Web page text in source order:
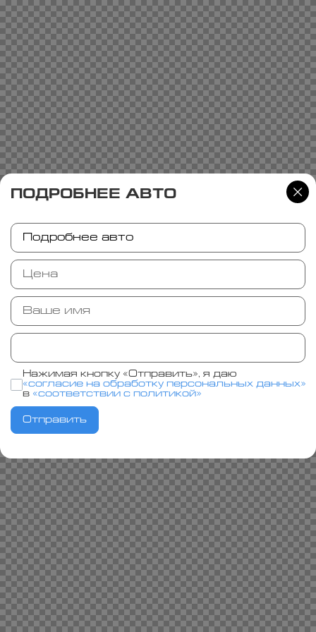
ПОДРОБНЕЕ АВТО
Нажимая кнопку «Отправить», я даю
«согласие на обработку персональных данных»
в «соответствии с политикой»
Отправить